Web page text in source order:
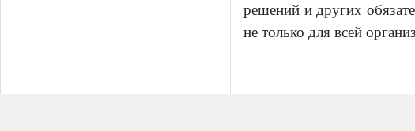
решений и других
не только для всей